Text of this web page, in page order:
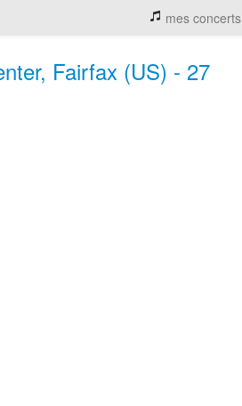
mes concerts
Fairfax (US) - 27